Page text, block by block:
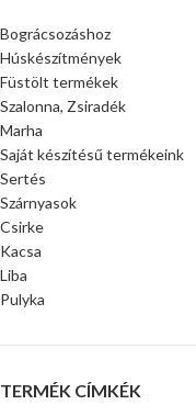
Bográcsozáshoz
Húskészítmények
Füstölt termékek
Szalonna, Zsiradék
Marha
Saját készítésű termékeink
Sertés
Szárnyasok
Csirke
Kacsa
Liba
Pulyka
TERMÉK CÍMKÉK